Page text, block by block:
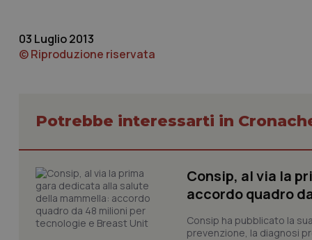
03 Luglio 2013
© Riproduzione riservata
Potrebbe interessarti in
Consip, al via la
accordo quadro
Consip ha pubblicato la
prevenzione, la diagnosi
PHPSESSID